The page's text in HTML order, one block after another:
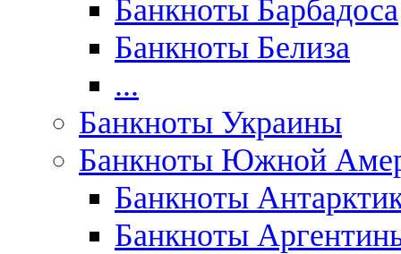
Банкноты Барбадоса
Банкноты Белиза
...
Банкноты Украины
Банкноты Южной
Банкноты
Банкноты